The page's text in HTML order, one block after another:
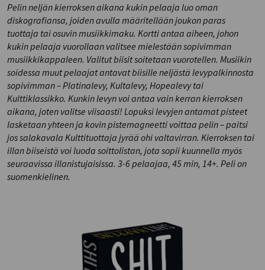
Pelin neljänkierroksen aikana kukin pelaaja luo oman
diskografiansa, joiden avulla määritellään joukon paras
tuottaja tai osuvin musiikkimaku. Kortti antaa aiheen, johon
kukin pelaaja vuorollaan valitsee mielestään sopivimman
musiikkikappaleen. Valitut biisit soitetaan vuorotellen. Musiikin
soidessa muut pelaajat antavat biisille neljästä levypalkinnosta
sopivimman – Platinalevy, Kultalevy, Hopealevy tai
Kulttiklassikko. Kunkin levyn voi antaa vain kerran kierroksen
aikana, joten valitse viisaasti! Lopuksi levyjen antamat pisteet
lasketaan yhteen ja kovin pistemagneetti voittaa pelin – paitsi
jos salakavala Kulttituottaja jyrää ohi valtavirran. Kierroksen tai
illan biiseistä voi luoda soittolistan, jota sopii kuunnella myös
seuraavissa illanistujaisissa. 3-6 pelaajaa, 45 min, 14+. Peli on
suomenkielinen.